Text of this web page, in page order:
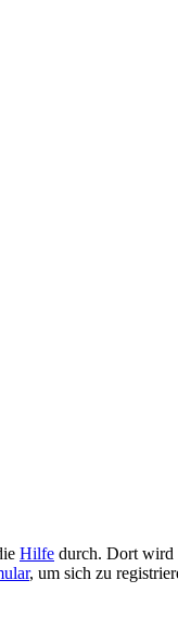
Hilfe durch. Dort wird
, um sich zu